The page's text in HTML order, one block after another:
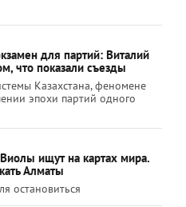
для партий: Виталий
что показали съезды
Казахстана, феномене
эпохи партий одного
ищут на картах мира.
Алматы
остановиться